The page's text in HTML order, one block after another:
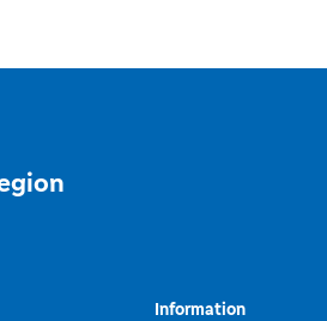
Information